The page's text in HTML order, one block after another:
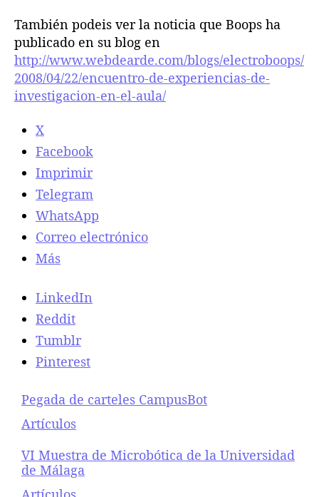
g
c
i
También podeis ver la noticia que Boops ha
publicado en su blog en
http://www.webdearde.com/blogs/electroboops/
2008/04/22/encuentro-de-experiencias-de-
investigacion-en-el-aula/
X
Facebook
Imprimir
Telegram
WhatsApp
Correo electrónico
Más
LinkedIn
Reddit
Tumblr
Pinterest
Pegada de carteles CampusBot
Respecto a
Artículos
VI Muestra de Microbótica de la Universidad
de Málaga